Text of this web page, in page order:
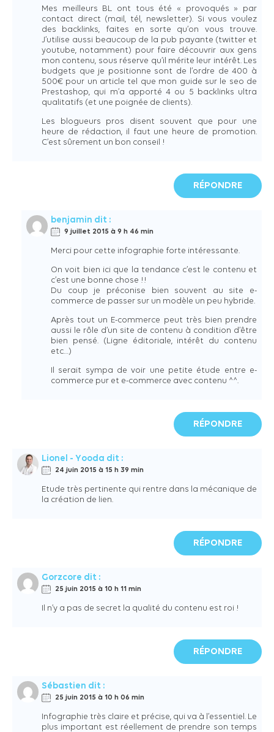
Mes meilleurs BL ont tous été « provoqués » par
contact direct (mail, tél, newsletter). Si vous voulez
des backlinks, faites en sorte qu’on vous trouve.
J’utilise aussi beaucoup de la pub payante (twitter et
youtube, notamment) pour faire découvrir aux gens
mon contenu, sous réserve qu’il mérite leur intérêt. Les
budgets que je positionne sont de l’ordre de 400 à
500€ pour un article tel que mon guide sur le seo de
Prestashop, qui m’a apporté 4 ou 5 backlinks ultra
qualitatifs (et une poignée de clients).
Les blogueurs pros disent souvent que pour une
heure de rédaction, il faut une heure de promotion.
C’est sûrement un bon conseil !
RÉPONDRE
benjamin dit :
9 juillet 2015 à 9 h 46 min
Merci pour cette infographie forte intéressante.
On voit bien ici que la tendance c’est le contenu et
c’est une bonne chose !!
Du coup je préconise bien souvent au site e-
commerce de passer sur un modèle un peu hybride.
Après tout un E-commerce peut très bien prendre
aussi le rôle d’un site de contenu à condition d’être
bien pensé. (Ligne éditoriale, intérêt du contenu
etc…)
Il serait sympa de voir une petite étude entre e-
commerce pur et e-commerce avec contenu ^^.
RÉPONDRE
Lionel - Yooda dit :
24 juin 2015 à 15 h 39 min
Etude très pertinente qui rentre dans la mécanique de
la création de lien.
RÉPONDRE
Gorzcore dit :
25 juin 2015 à 10 h 11 min
Il n’y a pas de secret la qualité du contenu est roi !
RÉPONDRE
Sébastien dit :
25 juin 2015 à 10 h 06 min
Infographie très claire et précise, qui va à l’essentiel. Le
plus important est réellement de prendre son temps